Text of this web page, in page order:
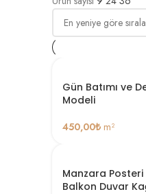
Gün Batımı ve
Modeli
450,00₺ m²
Manzara Posteri
Balkon Duvar